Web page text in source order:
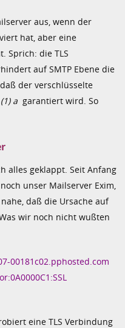
aus, wenn der
hat, aber eine
Sprich: die TLS
auf SMTP Ebene die
der verschlüsselte
a garantiert wird. So
alles geklappt. Seit Anfang
unser Mailserver Exim,
daß die Ursache auf
wir noch nicht wußten
00181c02.pphosted.com
eine TLS Verbindung